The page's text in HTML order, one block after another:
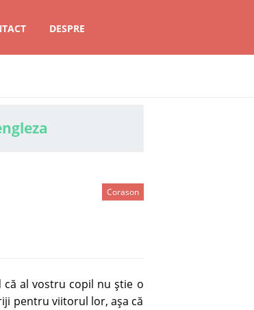
DESPRE
Corason
al vostru copil nu ştie o
pentru viitorul lor, aşa că